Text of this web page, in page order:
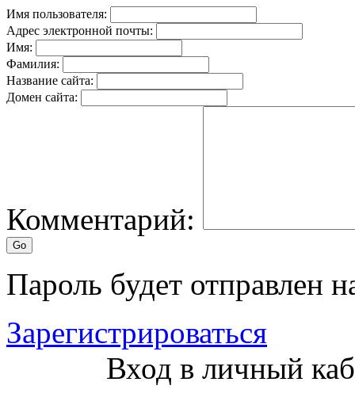
Имя пользователя:
Адрес электронной почты:
Имя:
Фамилия:
Название сайта:
Домен сайта:
Комментарий:
Пароль будет отправлен
Зарегистрироваться
Вход в личный